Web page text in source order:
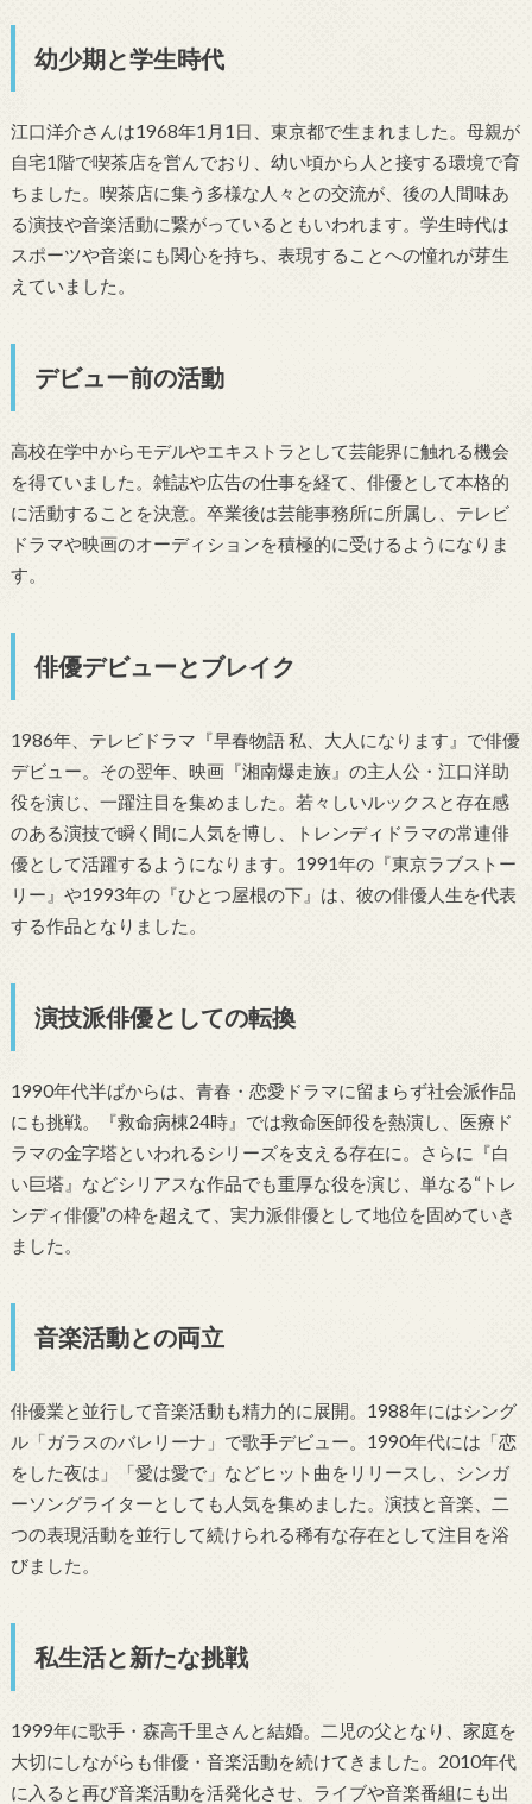
幼少期と学生時代
江口洋介さんは1968年1月1日、東京都で生まれました。母親が
自宅1階で喫茶店を営んでおり、幼い頃から人と接する環境で育
ちました。喫茶店に集う多様な人々との交流が、後の人間味あ
る演技や音楽活動に繋がっているともいわれます。学生時代は
スポーツや音楽にも関心を持ち、表現することへの憧れが芽生
えていました。
デビュー前の活動
高校在学中からモデルやエキストラとして芸能界に触れる機会
を得ていました。雑誌や広告の仕事を経て、俳優として本格的
に活動することを決意。卒業後は芸能事務所に所属し、テレビ
ドラマや映画のオーディションを積極的に受けるようになりま
す。
俳優デビューとブレイク
1986年、テレビドラマ『早春物語 私、大人になります』で俳優
デビュー。その翌年、映画『湘南爆走族』の主人公・江口洋助
役を演じ、一躍注目を集めました。若々しいルックスと存在感
のある演技で瞬く間に人気を博し、トレンディドラマの常連俳
優として活躍するようになります。1991年の『東京ラブストー
リー』や1993年の『ひとつ屋根の下』は、彼の俳優人生を代表
する作品となりました。
演技派俳優としての転換
1990年代半ばからは、青春・恋愛ドラマに留まらず社会派作品
にも挑戦。『救命病棟24時』では救命医師役を熱演し、医療ド
ラマの金字塔といわれるシリーズを支える存在に。さらに『白
い巨塔』などシリアスな作品でも重厚な役を演じ、単なる“トレ
ンディ俳優”の枠を超えて、実力派俳優として地位を固めていき
ました。
音楽活動との両立
俳優業と並行して音楽活動も精力的に展開。1988年にはシング
ル「ガラスのバレリーナ」で歌手デビュー。1990年代には「恋
をした夜は」「愛は愛で」などヒット曲をリリースし、シンガ
ーソングライターとしても人気を集めました。演技と音楽、二
つの表現活動を並行して続けられる稀有な存在として注目を浴
びました。
私生活と新たな挑戦
1999年に歌手・森高千里さんと結婚。二児の父となり、家庭を
大切にしながらも俳優・音楽活動を続けてきました。2010年代
に入ると再び音楽活動を活発化させ、ライブや音楽番組にも出